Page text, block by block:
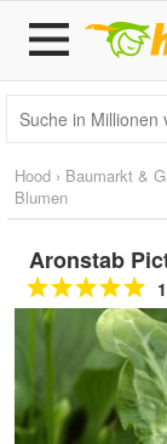
Hood › Baumarkt &
Blumen
Aronstab
1